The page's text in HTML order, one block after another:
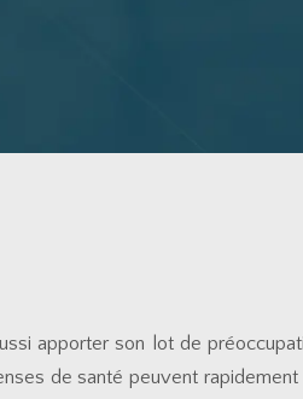
apporter son lot de
de santé peuvent